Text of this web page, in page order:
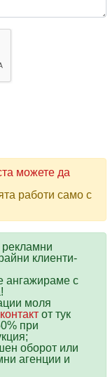
можете да
работи само с
клиенти-
ангажираме с
моля
от тук
при
оборот или
агенции и